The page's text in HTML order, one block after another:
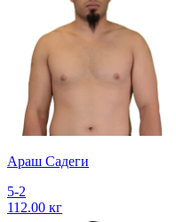
Араш Садеги
5-2
112.00 кг